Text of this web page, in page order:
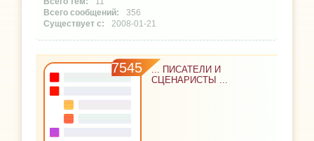
356
2008-01-21
7545
... ПИСАТЕЛИ И
СЦЕНАРИСТЫ ...